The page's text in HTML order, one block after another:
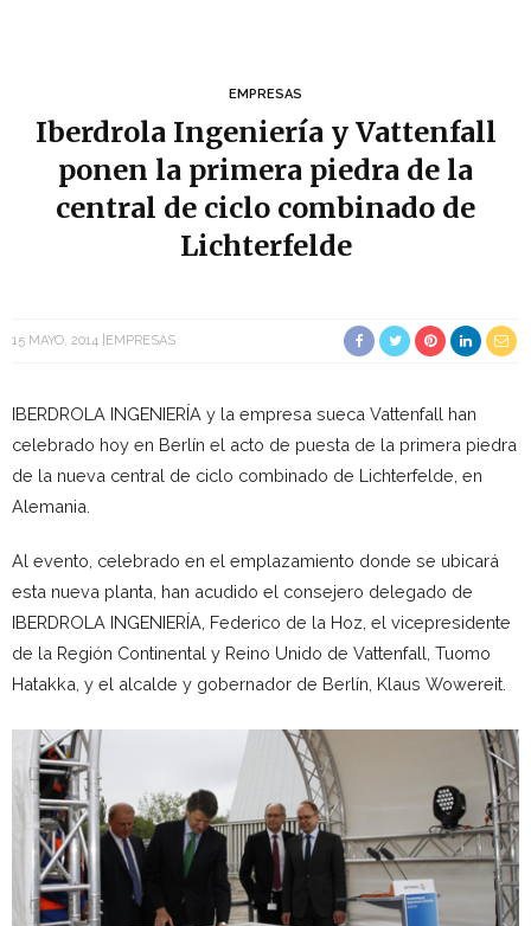
EMPRESAS
Iberdrola Ingeniería y Vattenfall
ponen la primera piedra de la
central de ciclo combinado de
Lichterfelde
15 MAYO, 2014 EMPRESAS
IBERDROLA INGENIERÍA y la empresa sueca Vattenfall han
celebrado hoy en Berlín el acto de puesta de la primera piedra
de la nueva central de ciclo combinado de Lichterfelde, en
Alemania.
Al evento, celebrado en el emplazamiento donde se ubicará
esta nueva planta, han acudido el consejero delegado de
IBERDROLA INGENIERÍA, Federico de la Hoz, el vicepresidente
de la Región Continental y Reino Unido de Vattenfall, Tuomo
Hatakka, y el alcalde y gobernador de Berlín, Klaus Wowereit.